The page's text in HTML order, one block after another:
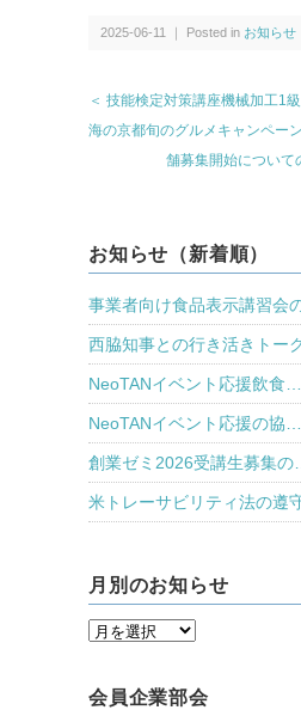
2025-06-11 ｜ Posted in お知らせ
＜ 技能検定対策講座機械加工1
海の京都旬のグルメキャンペー
舗募集開始について
お知らせ（新着順）
事業者向け食品表示講習会
西脇知事との行き活きトー
NeoTANイベント応援飲食…
NeoTANイベント応援の協…
創業ゼミ2026受講生募集
米トレーサビリティ法の遵
月別のお知らせ
会員企業部会